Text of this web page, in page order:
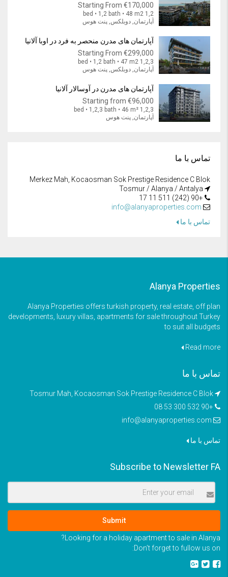
Starting From €170,000
1,2 bed • 1,2 bath • 48 m2
آپارتمان, دوبلکس, پنت هوس
آپارتمان های مدرن منحصر به فرد در اوبا آلانیا
Starting From €299,000
1,2,3 bed • 1,2 bath • 47 m2
آپارتمان, دوبلکس, پنت هوس
آپارتمان های مدرن در آوسالار آلانیا
Starting from €96,000
1,2,3 bed • 1,2,3 bath • 46 m²
آپارتمان, پنت هوس
تماس با ما
Merkez Mah, Kocaosman Sok Prestige Residence C Blok
+90 (242) 511 11 17
info@alanyaproperties.com
تماس با ما
Alanya Properties
Alanya Properties offers turkish property, real estate, off plan
developments, luxury villas, apartments for sale throughout Turkey
to suit all budgets
Read more
تماس با ما
+90 532 300 53 08
info@alanyaproperties.com
تماس با ما
Subscribe to Newsletter FA
Submit
Looking for a holiday apartment to sale in Alanya?
Don’t forget to fullow us on: